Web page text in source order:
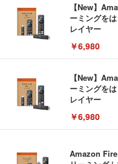
【New】
ーミングを
レイヤー
￥6,980
【New】
ーミングを
レイヤー
￥6,980
Amazon